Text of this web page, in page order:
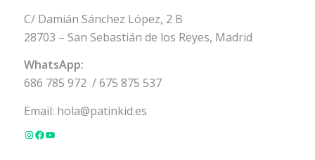
C/ Damián Sánchez López, 2 B
28703 – San Sebastián de los Reyes, Madrid
WhatsApp:
686 785 972 /675 875 537
Email: hola@patinkid.es